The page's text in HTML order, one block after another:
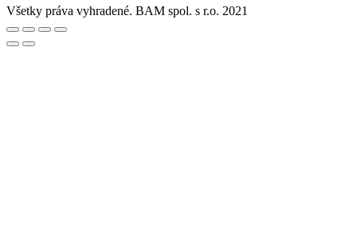
Všetky práva vyhradené. BAM spol. s r.o. 2021